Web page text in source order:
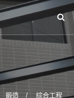
鍛造 綜合工程